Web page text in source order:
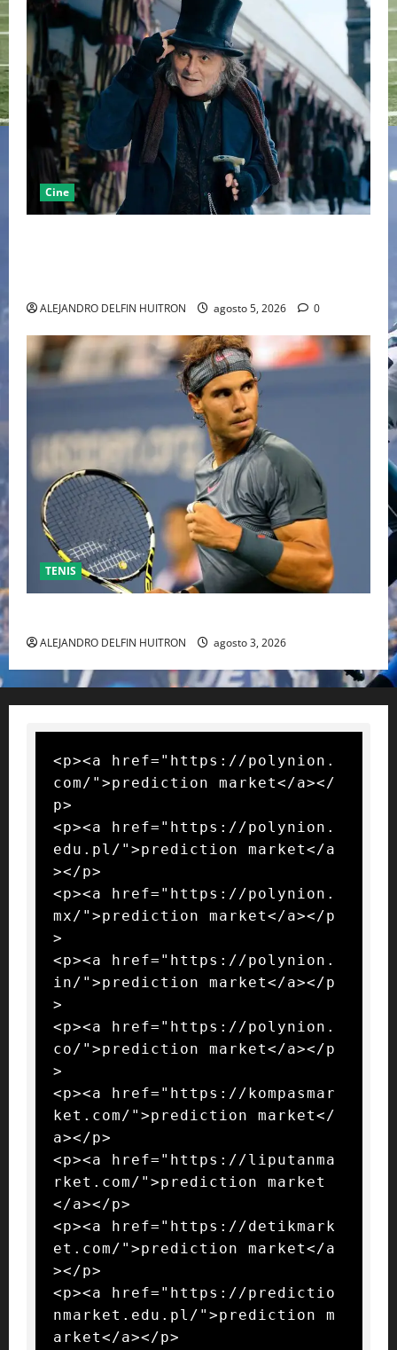
Cine
ALEJANDRO DELFIN HUITRON agosto 5, 2026 0
TENIS
ALEJANDRO DELFIN HUITRON agosto 3, 2026
<p><a href="https://polynion.
com/">prediction market</a></
p>
<p><a href="https://polynion.
edu.pl/">prediction market</a
></p>
<p><a href="https://polynion.
mx/">prediction market</a></p
>
<p><a href="https://polynion.
in/">prediction market</a></p
>
<p><a href="https://polynion.
co/">prediction market</a></p
>
<p><a href="https://kompasmar
ket.com/">prediction market</
a></p>
<p><a href="https://liputanma
rket.com/">prediction market
</a></p>
<p><a href="https://detikmark
et.com/">prediction market</a
></p>
<p><a href="https://predictio
nmarket.edu.pl/">prediction m
arket</a></p>